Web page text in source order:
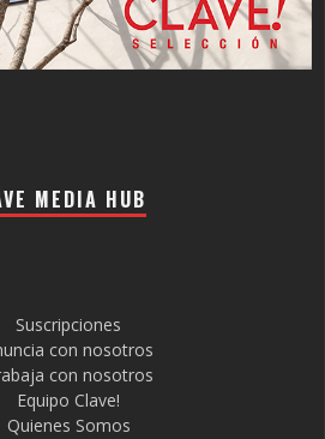
MEDIA HUB
Suscripciones
con nosotros
con nosotros
Equipo Clave!
Quienes Somos